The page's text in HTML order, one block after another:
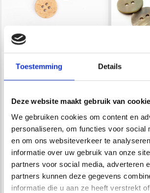
Toestemming Details
Deze website maakt gebruik van
We gebruiken cookies om content en
personaliseren, om functies voor social
en om ons websiteverkeer te
informatie over uw gebruik van onze
partners voor social media, adverteren
partners kunnen deze gegevens
informatie die u aan ze heeft verstrekt
DROPS BOIS DE COCO
15 MM (N° 516)
EUR 0.25
Quantité
EN